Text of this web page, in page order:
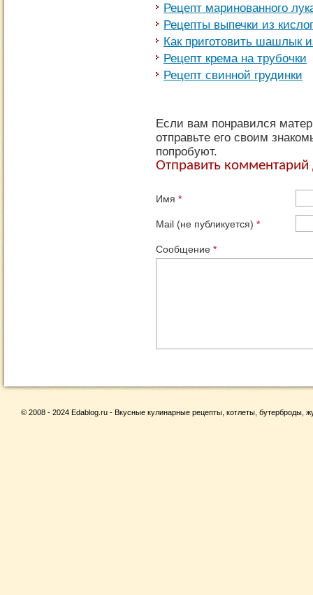
Рецепт маринованного
Рецепты выпечки из
Как приготовить шашлык
Рецепт крема на трубочки
Рецепт свинной грудинки
Если вам понравился
отправьте его своим
попробуют.
Отправить
Имя *
Mail (не публикуется) *
Сообщение *
© 2008 - 2024 Edablog.ru - Вкусные кулинарные рецепты, котлеты, бутерброды,